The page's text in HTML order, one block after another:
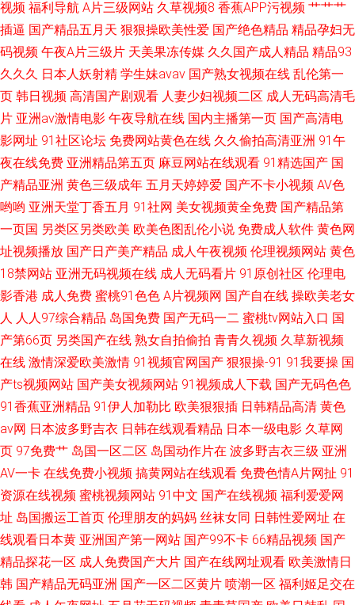
大片一区 天天躁日日躁很 丰满少妇被后入 亚洲中文字幕永久有效 亚洲欧美
另类图区 亚洲制服丝袜中文字幕 日韩一区国产精品 好吊妞最新在线观看 自
拍日韩图片专区 久草热久久 亚洲日本性爱 黑人大鷄 香蕉91视频下载 国产高
清好 随时随地在线看 国产高清又
视频 福利导航 A片三级网站 久草视频8 香蕉APP污视频 艹艹艹
插逼 国产精品五月天 狠狠操欧美性爱 国产绝色精品 精品孕妇无
码视频 午夜A片三级片 天美果冻传媒 久久国产成人精品 精品93
久久久 日本人妖射精 学生妹avav 国产熟女视频在线 乱伦第一
页 韩日视频 高清国产剧观看 人妻少妇视频二区 成人无码高清毛
片 亚洲av激情电影 午夜导航在线 国内主播第一页 国产高清电
影网址 91社区论坛 免费网站黄色在线 久久偷拍高清亚洲 91午
夜在线免费 亚洲精品第五页 麻豆网站在线观看 91精选国产 国
产精品亚洲 黄色三级成年 五月天婷婷爱 国产不卡小视频 AV色
哟哟 亚洲天堂丁香五月 91社网 美女视频黄全免费 国产精品第
一页国 另类区另类欧美 欧美色图乱伦小说 免费成人软件 黄色网
址视频播放 国产日产美产精品 成人午夜视频 伦理视频网站 黄色
18禁网站 亚洲无码视频在线 成人无码看片 91原创社区 伦理电
影香港 成人免费 蜜桃91色色 A片视频网 国产自在线 操欧美老女
人 人人97综合精品 岛国免费 国产无码一二 蜜桃tv网站入口 国
产第66页 另类国产在线 熟女自拍偷拍 青青久视频 久草新视频
在线 激情深爱欧美激情 91视频官网国产 狠狠操-91 91我要操 国
产ts视频网站 国产美女视频网站 91视频成人下载 国产无码色色
91香蕉亚洲精品 91伊人加勒比 欧美狠狠插 日韩精品高清 黄色
av网 日本波多野吉衣 日韩在线观看精品 日本一级电影 久草网
页 97免费艹 岛国一区二区 岛国动作片在 波多野吉衣三级 亚洲
AV一卡 在线免费小视频 搞黄网站在线观看 免费色情A片网扯 91
资源在线视频 蜜桃视频网站 91中文 国产在线视频 福利爱爱网
址 岛国搬运工首页 伦理朋友的妈妈 丝袜女同 日韩性爱网址 在
线观看日本黄 亚洲国产第一网站 国产99不卡 66精品视频 国产
精品探花一区 成人免费国产大片 国产在线网址观看 欧美激情日
韩 国产精品无码亚洲 国产一区二区黄片 喷潮一区 福利姬足交在